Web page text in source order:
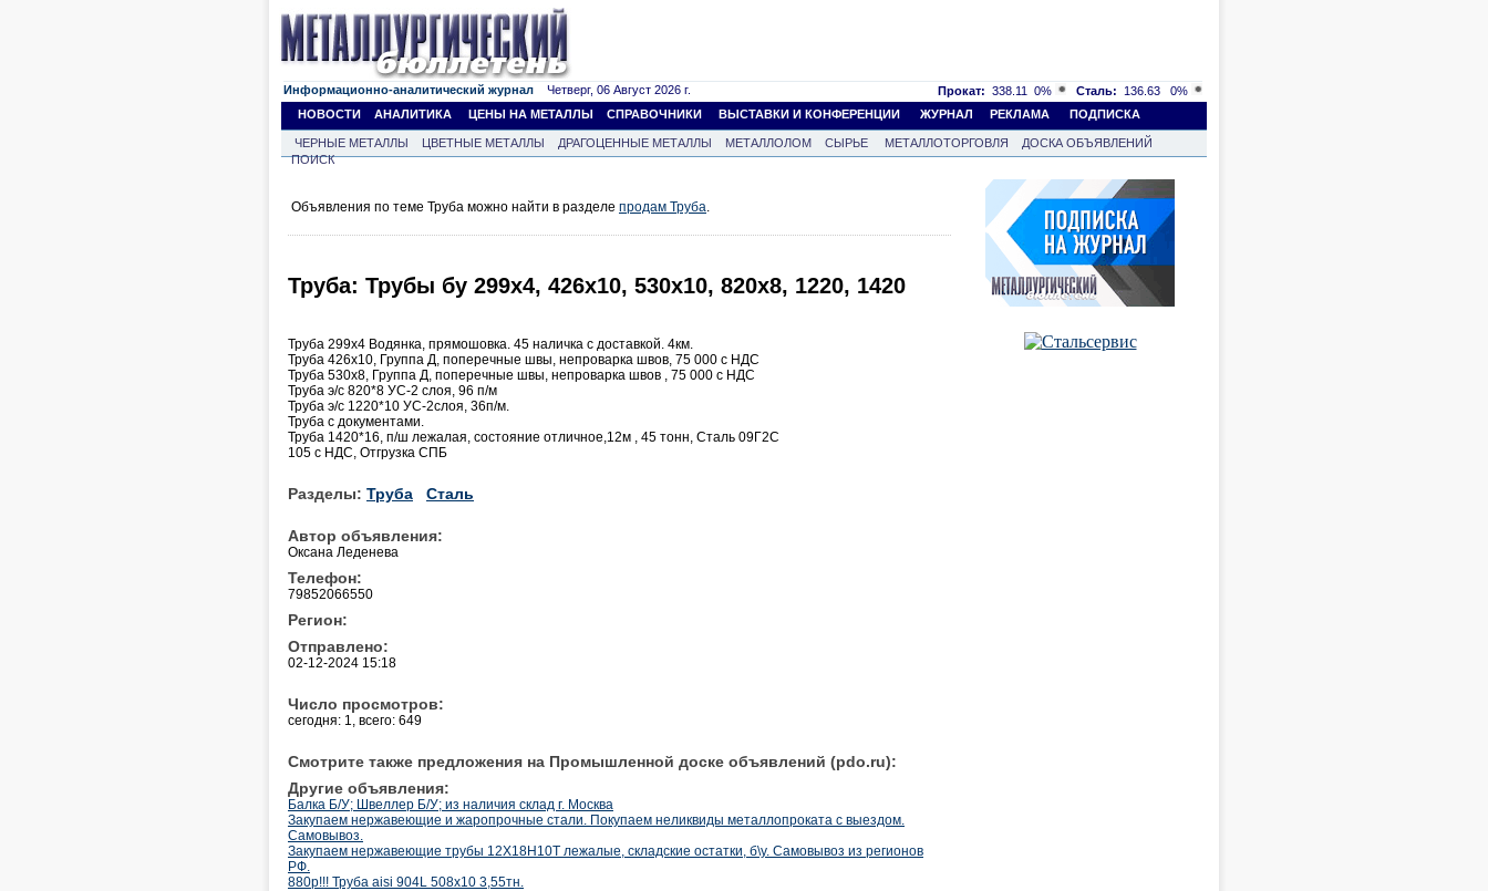
Информационно-аналитический журнал Четверг, 06 Август 2026 г. Прокат: 338.11 0% Сталь: 136.63
0%
НОВОСТИ
АНАЛИТИКА ЦЕНЫ НА МЕТАЛЛЫ СПРАВОЧНИКИ ВЫСТАВКИ И КОНФЕРЕНЦИИ ЖУРНАЛ РЕКЛАМА ПОДПИСКА
ЧЕРНЫЕ МЕТАЛЛЫ ЦВЕТНЫЕ МЕТАЛЛЫ ДРАГОЦЕННЫЕ МЕТАЛЛЫ МЕТАЛЛОЛОМ СЫРЬЕ МЕТАЛЛОТОРГОВЛЯ
ДОСКА ОБЪЯВЛЕНИЙ
ПОИСК
Объявления по теме Труба можно найти в разделе продам Труба.
Труба: Трубы бу 299x4, 426x10, 530x10, 820x8, 1220, 1420
Труба 299x4 Водянка, прямошовка. 45 наличка с доставкой. 4км.
Труба 426х10, Группа Д, поперечные швы, непроварка швов, 75 000 с НДС
Труба 530х8, Группа Д, поперечные швы, непроварка швов , 75 000 с НДС
Труба э/с 820*8 УС-2 слоя, 96 п/м
Труба э/с 1220*10 УС-2слоя, 36п/м.
Труба с документами.
Труба 1420*16, п/ш лежалая, состояние отличное,12м , 45 тонн, Сталь 09Г2С
105 с НДС, Отгрузка СПБ
Разделы: Труба Сталь
Автор объявления:
Оксана Леденева
Телефон:
79852066550
Регион:
Отправлено:
02-12-2024 15:18
Число просмотров:
сегодня: 1, всего: 649
Смотрите также предложения на Промышленной доске объявлений (pdo.ru):
Другие объявления:
Балка Б/У; Швеллер Б/У; из наличия склад г. Москва
Закупаем нержавеющие и жаропрочные стали. Покупаем неликвиды металлопроката с выездом.
Самовывоз.
Закупаем нержавеющие трубы 12Х18Н10Т лежалые, складские остатки, б\у. Самовывоз из регионов
РФ.
880р!!! Труба aisi 904L 508х10 3,55тн.